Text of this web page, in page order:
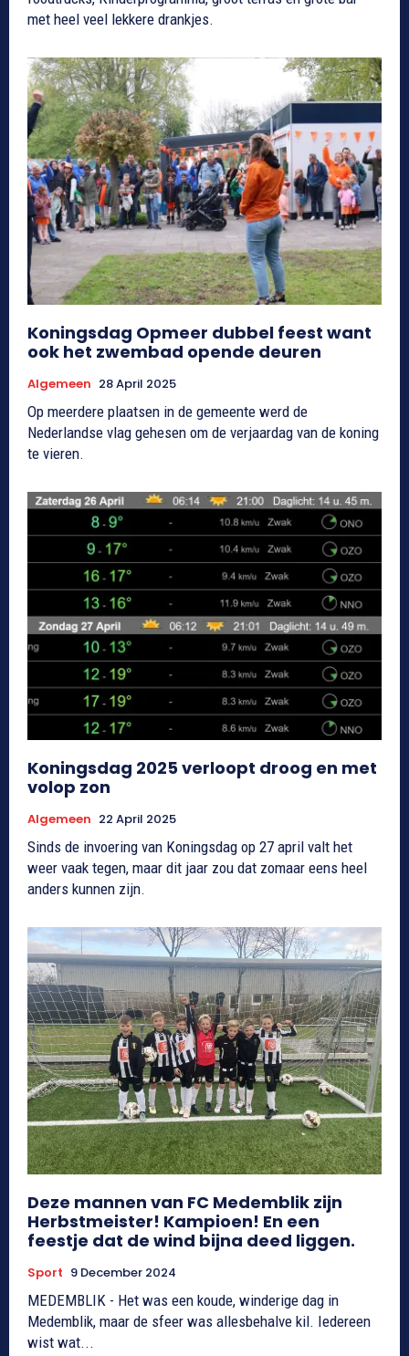
met heel veel lekkere drankjes.
Koningsdag Opmeer dubbel feest want
ook het zwembad opende deuren
Algemeen 28 April 2025
Op meerdere plaatsen in de gemeente werd de
Nederlandse vlag gehesen om de verjaardag van de koning
te vieren.
Koningsdag 2025 verloopt droog en met
volop zon
Algemeen 22 April 2025
Sinds de invoering van Koningsdag op 27 april valt het
weer vaak tegen, maar dit jaar zou dat zomaar eens heel
anders kunnen zijn.
Deze mannen van FC Medemblik zijn
Herbstmeister! Kampioen! En een
feestje dat de wind bijna deed liggen.
Sport 9 December 2024
MEDEMBLIK - Het was een koude, winderige dag in
Medemblik, maar de sfeer was allesbehalve kil. Iedereen
wist wat...